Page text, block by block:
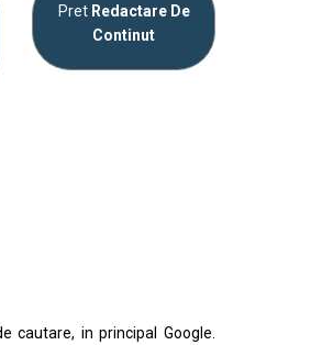
PretRedactare De
Continut
cautare, in principal Google.